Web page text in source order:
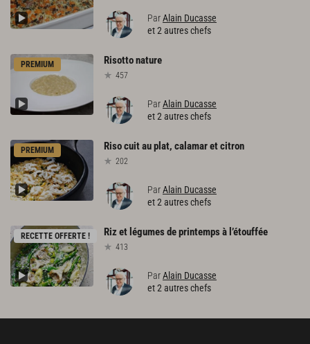
ParAlain Ducasse
et 2 autres chefs
PREMIUM Risottonature
457
ParAlain Ducasse
et 2 autres chefs
PREMIUM Risocuitauplat, calamaretcitron
202
ParAlain Ducasse
et 2 autres chefs
RECETTE OFFERTE ! Rizet légumesdeprintempsà l’étouffée
413
ParAlain Ducasse
et 2 autres chefs